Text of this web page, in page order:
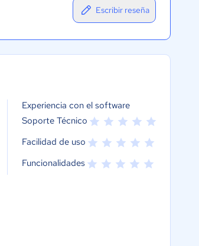
Escribir reseña
Experiencia con el software
Soporte Técnico
Facilidad de uso
Funcionalidades